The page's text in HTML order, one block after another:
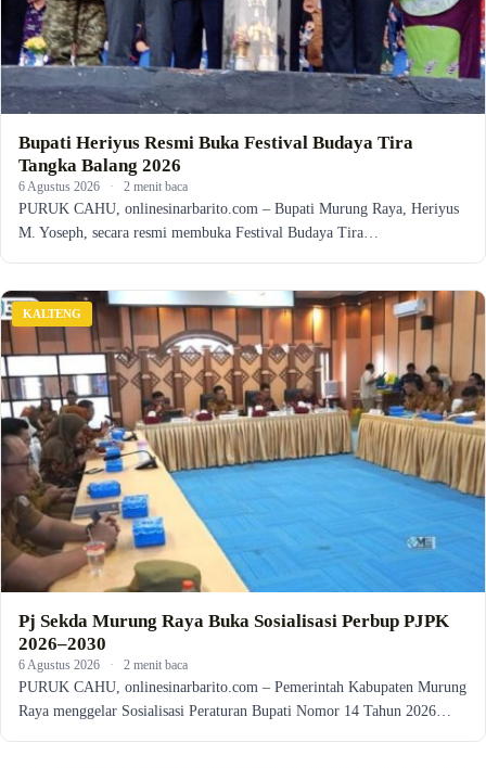
Bupati Heriyus Resmi Buka Festival Budaya Tira
Tangka Balang 2026
6 Agustus 2026 · 2 menit baca
PURUK CAHU, onlinesinarbarito.com – Bupati Murung Raya, Heriyus
M. Yoseph, secara resmi membuka Festival Budaya Tira…
KALTENG
Pj Sekda Murung Raya Buka Sosialisasi Perbup PJPK
2026–2030
6 Agustus 2026 · 2 menit baca
PURUK CAHU, onlinesinarbarito.com – Pemerintah Kabupaten Murung
Raya menggelar Sosialisasi Peraturan Bupati Nomor 14 Tahun 2026…